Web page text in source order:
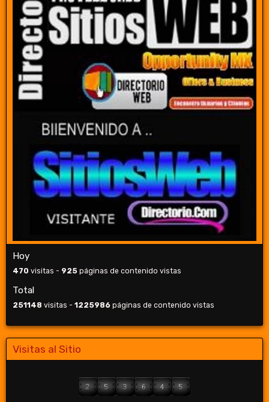
Hoy
470 visitas - 925 páginas de contenido vistas
Total
251148 visitas - 1225986 páginas de contenido vistas
Visitas al Sitio